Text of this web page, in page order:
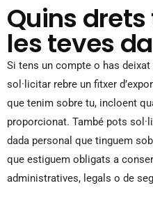
Quins
les teves
Si tens un compte o has
sol·licitar rebre un fitxer
que tenim sobre tu, incloent
proporcionat. També pots
dada personal que tinguem
que estiguem obligats a
administratives, legals o de